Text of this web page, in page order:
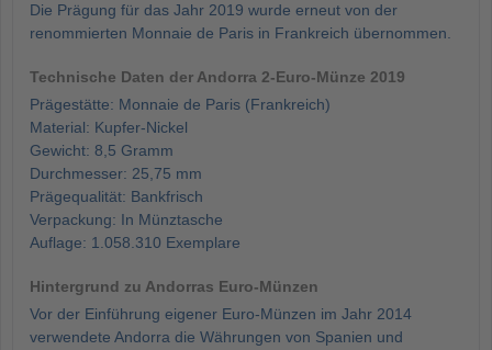
Die Prägung für das Jahr 2019 wurde erneut von der
renommierten Monnaie de Paris in Frankreich übernommen.
Technische Daten der Andorra 2-Euro-Münze 2019
Prägestätte: Monnaie de Paris (Frankreich)
Material: Kupfer-Nickel
Gewicht: 8,5 Gramm
Durchmesser: 25,75 mm
Prägequalität: Bankfrisch
Verpackung: In Münztasche
Auflage: 1.058.310 Exemplare
Hintergrund zu Andorras Euro-Münzen
Vor der Einführung eigener Euro-Münzen im Jahr 2014
verwendete Andorra die Währungen von Spanien und